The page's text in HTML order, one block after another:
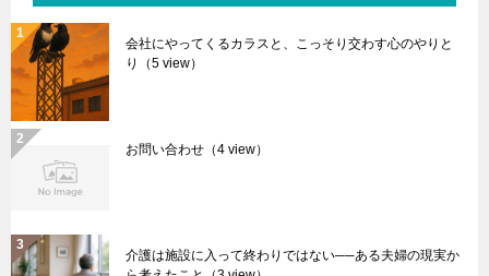
会社にやってくるカラスと、こっそり交わす心のやりと
り
（5 view）
お問い合わせ （4 view）
介護は施設に入って終わりではない──ある夫婦の現実か